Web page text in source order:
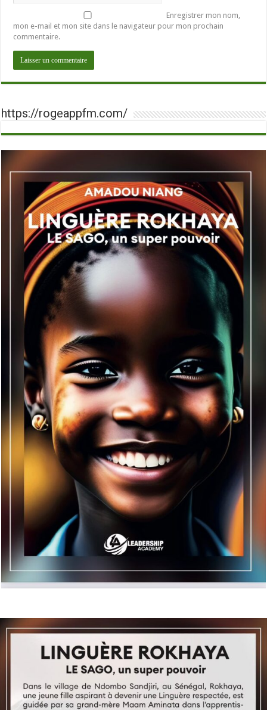
Enregistrer mon nom,
mon e-mail et mon site dans le navigateur pour mon prochain
commentaire.
https://rogeappfm.com/